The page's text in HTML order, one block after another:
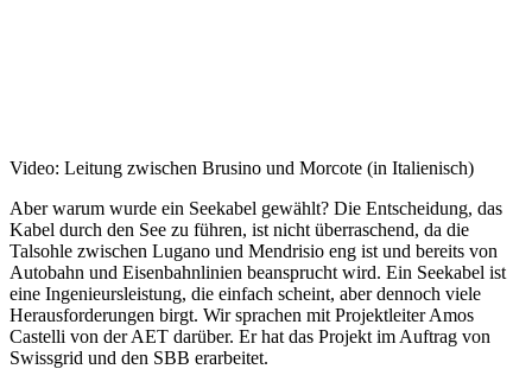
Video: Leitung zwischen Brusino und Morcote (in Italienisch)
Aber warum wurde ein Seekabel gewählt? Die Entscheidung, das
Kabel durch den See zu führen, ist nicht überraschend, da die
Talsohle zwischen Lugano und Mendrisio eng ist und bereits von
Autobahn und Eisenbahnlinien beansprucht wird. Ein Seekabel ist
eine Ingenieursleistung, die einfach scheint, aber dennoch viele
Herausforderungen birgt. Wir sprachen mit Projektleiter Amos
Castelli von der AET darüber. Er hat das Projekt im Auftrag von
Swissgrid und den SBB erarbeitet.